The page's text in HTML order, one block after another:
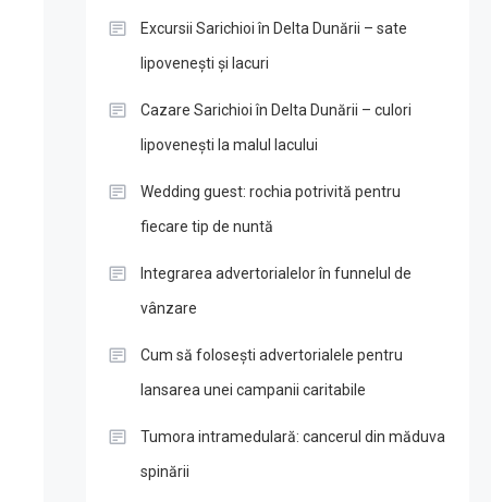
Excursii Sarichioi în Delta Dunării – sate
lipovenești și lacuri
Cazare Sarichioi în Delta Dunării – culori
lipovenești la malul lacului
Wedding guest: rochia potrivită pentru
fiecare tip de nuntă
Integrarea advertorialelor în funnelul de
vânzare
Cum să folosești advertorialele pentru
lansarea unei campanii caritabile
Tumora intramedulară: cancerul din măduva
spinării